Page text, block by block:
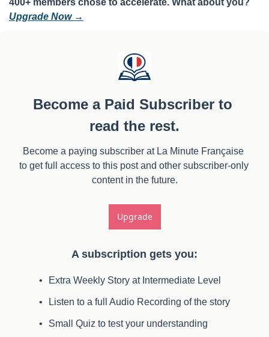
Upgrade Now →
Become a Paid Subscriber to
read the rest.
Become a paying subscriber at La Minute Française
to get full access to this post and other subscriber-only
content in the future.
Upgrade
A subscription gets you:
Extra Weekly Story at Intermediate Level
Listen to a full Audio Recording of the story
Small Quiz to test your understanding